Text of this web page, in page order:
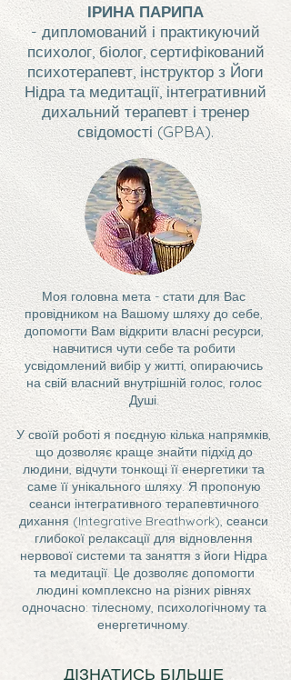
ІРИНА ПАРИПА
- дипломований і практикуючий
психолог, біолог, сертифікований
психотерапевт, інструктор з Йоги
Нідра та медитації, інтегративний
дихальний терапевт і тренер
свідомості (GPBA).​
Моя головна мета - стати для Вас
провідником на Вашому шляху до себе,
допомогти Вам відкрити власні ресурси,
навчитися чути себе та робити
усвідомлений вибір у житті, опираючись
на свій власний внутрішній голос, голос
Душі.
У своїй роботі я поєдную кілька напрямків,
що дозволяє краще знайти підхід до
людини, відчути тонкощі її енергетики та
саме її унікального шляху. Я пропоную
сеанси інтегративного терапевтичного
дихання (Integrative Breathwork), сеанси
глибокої релаксації для відновлення
нервової системи та заняття з йоги Нідра
та медитації. Це дозволяє допомогти
людині комплексно на різних рівнях
одночасно: тілесному, психологічному та
енергетичному.
ДІЗНАТИСЬ БІЛЬШЕ